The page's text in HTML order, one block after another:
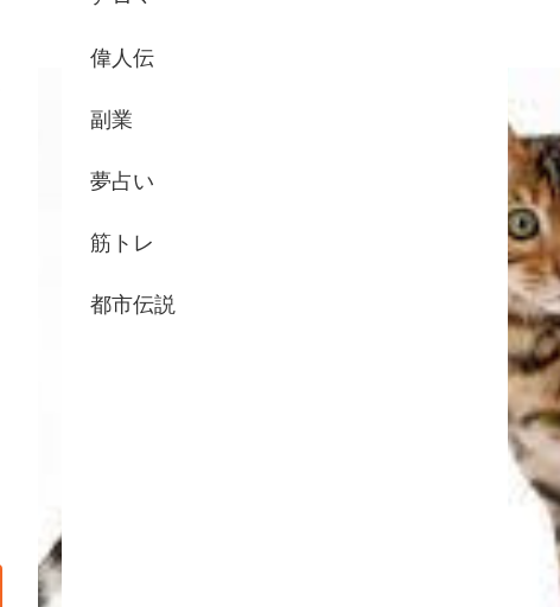
偉人伝
副業
夢占い
筋トレ
都市伝説